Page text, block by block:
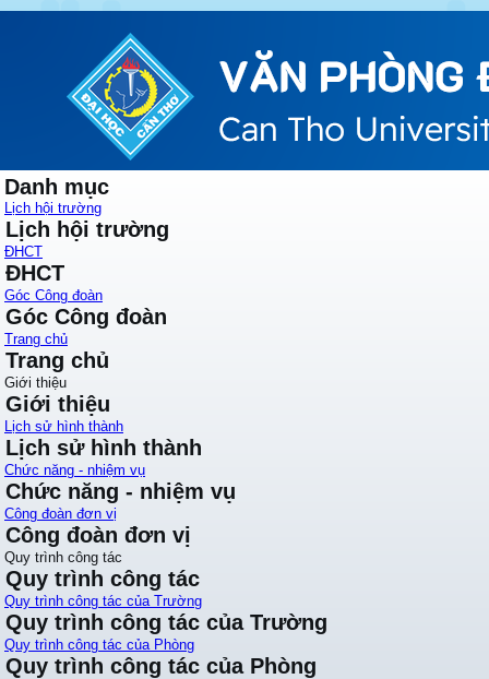
Danh mục
Lịch hội trường
Lịch hội trường
ĐHCT
ĐHCT
Góc Công đoàn
Góc Công đoàn
Trang chủ
Trang chủ
Giới thiệu
Giới thiệu
Lịch sử hình thành
Lịch sử hình thành
Chức năng - nhiệm vụ
Chức năng - nhiệm vụ
Công đoàn đơn vị
Công đoàn đơn vị
Quy trình công tác
Quy trình công tác
Quy trình công tác của Trường
Quy trình công tác của Trường
Quy trình công tác của Phòng
Quy trình công tác của Phòng